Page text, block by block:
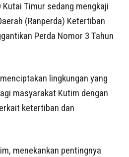
Kutai Timur sedang mengkaji
(Ranperda) Ketertiban
Perda Nomor 3 Tahun
lingkungan yang
masyarakat Kutim dengan
ketertiban dan
menekankan pentingnya